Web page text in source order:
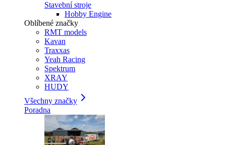
Stavební stroje
Hobby Engine
Oblíbené značky
RMT models
Kavan
Traxxas
Yeah Racing
Spektrum
XRAY
HUDY
Všechny značky
Poradna